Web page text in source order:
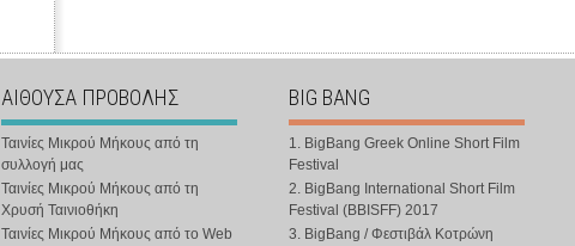
ΑΙΘΟΥΣΑ ΠΡΟΒΟΛΗΣ
Ταινίες Μικρού Μήκους από τη
συλλογή μας
Ταινίες Μικρού Μήκους από τη
Χρυσή Ταινιοθήκη
Ταινίες Μικρού Μήκους από το Web
BIG BANG
1. BigBang Greek Online Short Film
Festival
2. BigBang International Short Film
Festival (BBISFF) 2017
3. BigBang / Φεστιβάλ Κοτρώνη